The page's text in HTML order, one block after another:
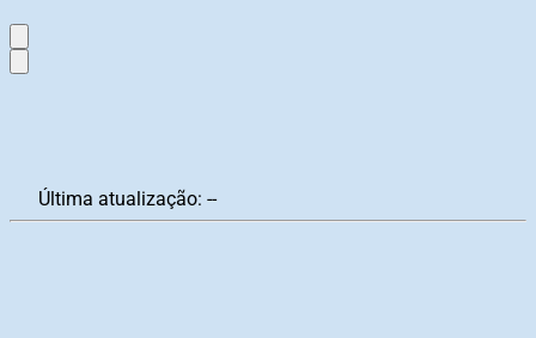
Última atualização: --